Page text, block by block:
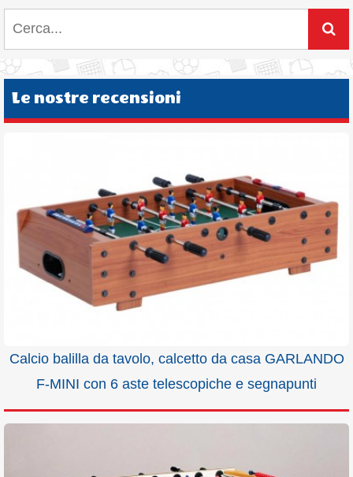
Le nostre recensioni
Calcio balilla da tavolo, calcetto da casa GARLANDO
F-MINI con 6 aste telescopiche e segnapunti